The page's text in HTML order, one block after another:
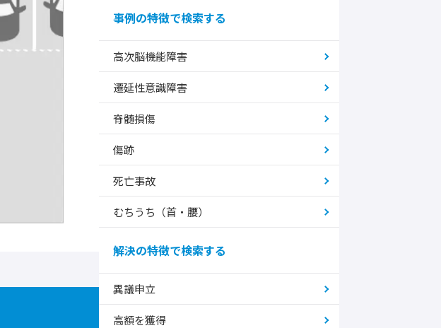
事例の特徴で検索する
高次脳機能障害
遷延性意識障害
脊髄損傷
傷跡
死亡事故
むちうち（首・腰）
解決の特徴で検索する
異議申立
高額を獲得